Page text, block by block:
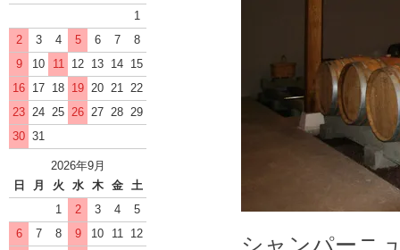
シャンパーニ
1
2
3 4 5 6 7
8
9
10 11 12 13 14 15
16 17 18 19 20 21 22
23 24 25 26 27 28 29
30 31
2026年9月
日
月 火 水 木 金
土
1
2 3 4
5
6
7 8 9 10 11
12